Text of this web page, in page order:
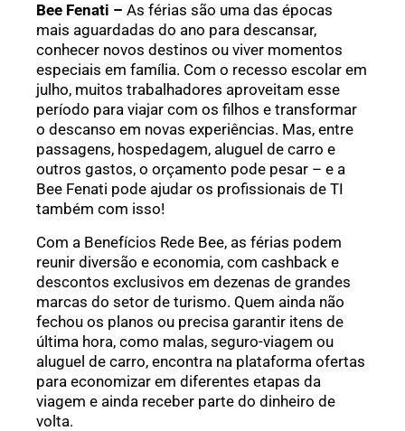
Bee Fenati – As férias são uma das épocas
mais aguardadas do ano para descansar,
conhecer novos destinos ou viver momentos
especiais em família. Com o recesso escolar em
julho, muitos trabalhadores aproveitam esse
período para viajar com os filhos e transformar
o descanso em novas experiências. Mas, entre
passagens, hospedagem, aluguel de carro e
outros gastos, o orçamento pode pesar – e a
Bee Fenati pode ajudar os profissionais de TI
também com isso!
Com a Benefícios Rede Bee, as férias podem
reunir diversão e economia, com cashback e
descontos exclusivos em dezenas de grandes
marcas do setor de turismo. Quem ainda não
fechou os planos ou precisa garantir itens de
última hora, como malas, seguro-viagem ou
aluguel de carro, encontra na plataforma ofertas
para economizar em diferentes etapas da
viagem e ainda receber parte do dinheiro de
volta.